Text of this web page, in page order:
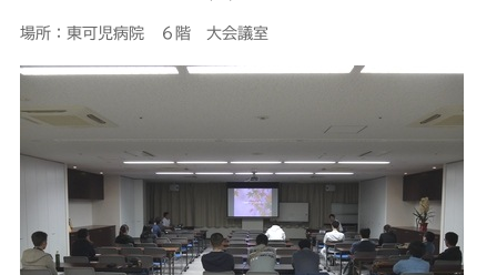
場所：東可児病院 ６階 大会議室